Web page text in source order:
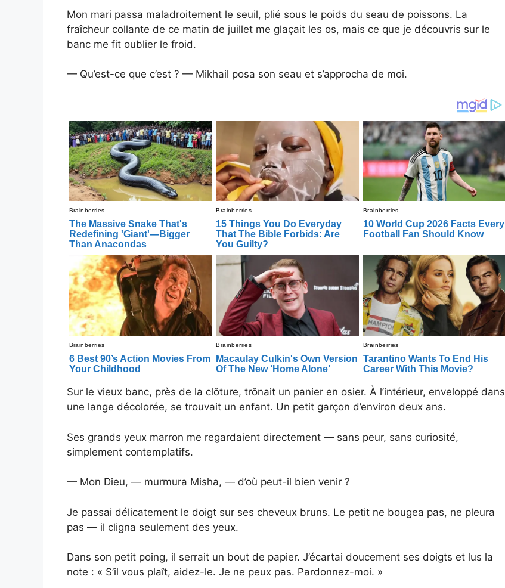
Mon mari passa maladroitement le seuil, plié sous le poids du seau de poissons. La
fraîcheur collante de ce matin de juillet me glaçait les os, mais ce que je découvris sur le
banc me fit oublier le froid.
— Qu’est-ce que c’est ? — Mikhail posa son seau et s’approcha de moi.
Sur le vieux banc, près de la clôture, trônait un panier en osier. À l’intérieur, enveloppé dans
une lange décolorée, se trouvait un enfant. Un petit garçon d’environ deux ans.
Ses grands yeux marron me regardaient directement — sans peur, sans curiosité,
simplement contemplatifs.
— Mon Dieu, — murmura Misha, — d’où peut-il bien venir ?
Je passai délicatement le doigt sur ses cheveux bruns. Le petit ne bougea pas, ne pleura
pas — il cligna seulement des yeux.
Dans son petit poing, il serrait un bout de papier. J’écartai doucement ses doigts et lus la
note : « S’il vous plaît, aidez-le. Je ne peux pas. Pardonnez-moi. »